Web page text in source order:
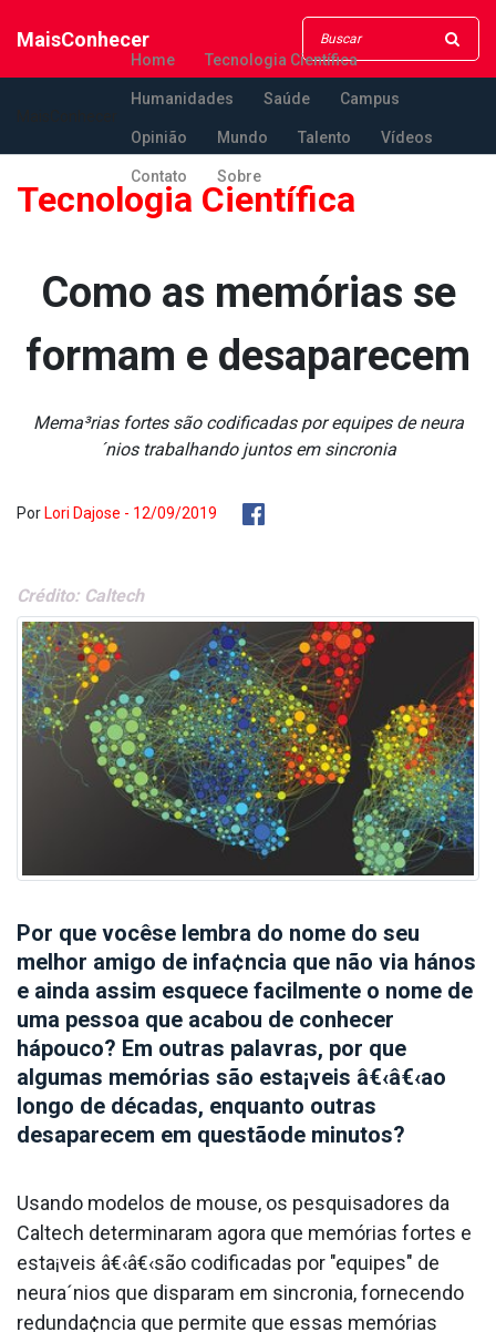
MaisConhecer
Home Tecnologia Científica
Humanidades Saúde Campus
Opinião Mundo Talento Vídeos
Contato Sobre
Tecnologia Científica
Como as memórias se
formam e desaparecem
Mema³rias fortes são codificadas por equipes de neura
´nios trabalhando juntos em sincronia
Por Lori Dajose - 12/09/2019
Crédito: Caltech
Por que vocêse lembra do nome do seu
melhor amigo de infa¢ncia que não via hános
e ainda assim esquece facilmente o nome de
uma pessoa que acabou de conhecer
hápouco? Em outras palavras, por que
algumas memórias são esta¡veis â€‹â€‹ao
longo de décadas, enquanto outras
desaparecem em questãode minutos?
Usando modelos de mouse, os pesquisadores da
Caltech determinaram agora que memórias fortes e
esta¡veis â€‹â€‹são codificadas por "equipes" de
neura´nios que disparam em sincronia, fornecendo
redunda¢ncia que permite que essas memórias